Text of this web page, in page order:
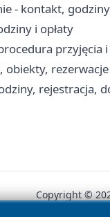
- kontakt,
i opłaty
przyjęcia i
obiekty, rezerwacje
rejestracja,
Copyright ©